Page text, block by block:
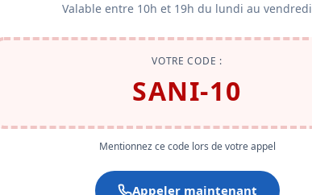
Valable entre 10h et 19h du lundi au vendredi
VOTRE CODE :
SANI-10
Mentionnez ce code lors de votre appel
Appeler maintenant